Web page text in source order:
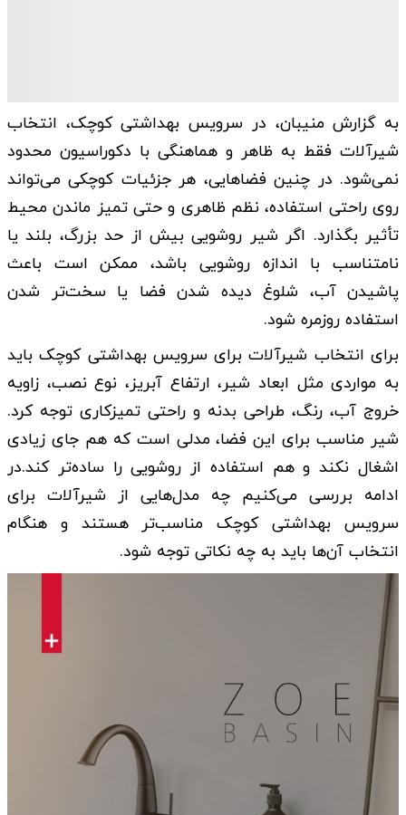
به گزارش منیبان، در سرویس بهداشتی کوچک، انتخاب
شیرآلات فقط به ظاهر و هماهنگی با دکوراسیون محدود
نمی‌شود. در چنین فضاهایی، هر جزئیات کوچکی می‌تواند
روی راحتی استفاده، نظم ظاهری و حتی تمیز ماندن محیط
تأثیر بگذارد. اگر شیر روشویی بیش از حد بزرگ، بلند یا
نامتناسب با اندازه روشویی باشد، ممکن است باعث
پاشیدن آب، شلوغ دیده شدن فضا یا سخت‌تر شدن
استفاده روزمره شود.
برای انتخاب شیرآلات برای سرویس بهداشتی کوچک باید
به مواردی مثل ابعاد شیر، ارتفاع آبریز، نوع نصب، زاویه
خروج آب، رنگ، طراحی بدنه و راحتی تمیزکاری توجه کرد.
شیر مناسب برای این فضا، مدلی است که هم جای زیادی
اشغال نکند و هم استفاده از روشویی را ساده‌تر کند.در
ادامه بررسی می‌کنیم چه مدل‌هایی از شیرآلات برای
سرویس بهداشتی کوچک مناسب‌تر هستند و هنگام
انتخاب آن‌ها باید به چه نکاتی توجه شود.